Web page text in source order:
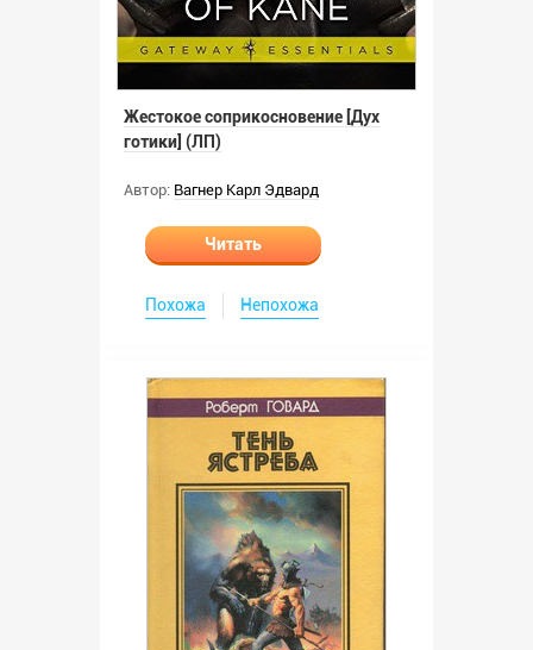
Жестокое соприкосновение [Дух
готики] (ЛП)
Автор: Вагнер Карл Эдвард
Читать
Похожа Непохожа